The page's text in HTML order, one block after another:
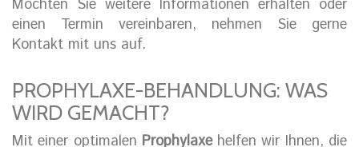
Möchten Sie weitere Informationen erhalten oder
einen Termin vereinbaren, nehmen Sie gerne
Kontakt mit uns auf.
PROPHYLAXE-BEHANDLUNG: WAS
WIRD GEMACHT?
Mit einer optimalen Prophylaxehelfen wir Ihnen, die